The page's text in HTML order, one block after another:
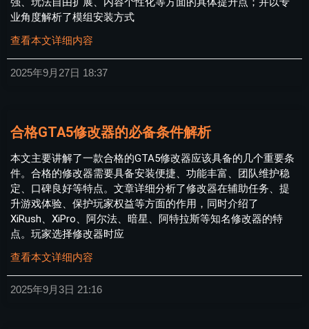
业角度解析了模组安装方式
查看本文详细内容
2025年9月27日 18:37
合格GTA5修改器的必备条件解析
本文主要讲解了一款合格的GTA5修改器应该具备的几个重要条
件。合格的修改器需要具备安装便捷、功能丰富、团队维护稳
定、口碑良好等特点。文章详细分析了修改器在辅助任务、提
升游戏体验、保护玩家权益等方面的作用，同时介绍了
XiRush、XiPro、阿尔法、暗星、阿特拉斯等知名修改器的特
点。玩家选择修改器时应
查看本文详细内容
2025年9月3日 21:16